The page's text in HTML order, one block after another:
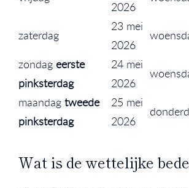
2026
zaterdag
23 mei
2026
zondag eerste
pinksterdag
24 mei
2026
maandag tweede
pinksterdag
25 mei
2026
Wat is de wettelijke